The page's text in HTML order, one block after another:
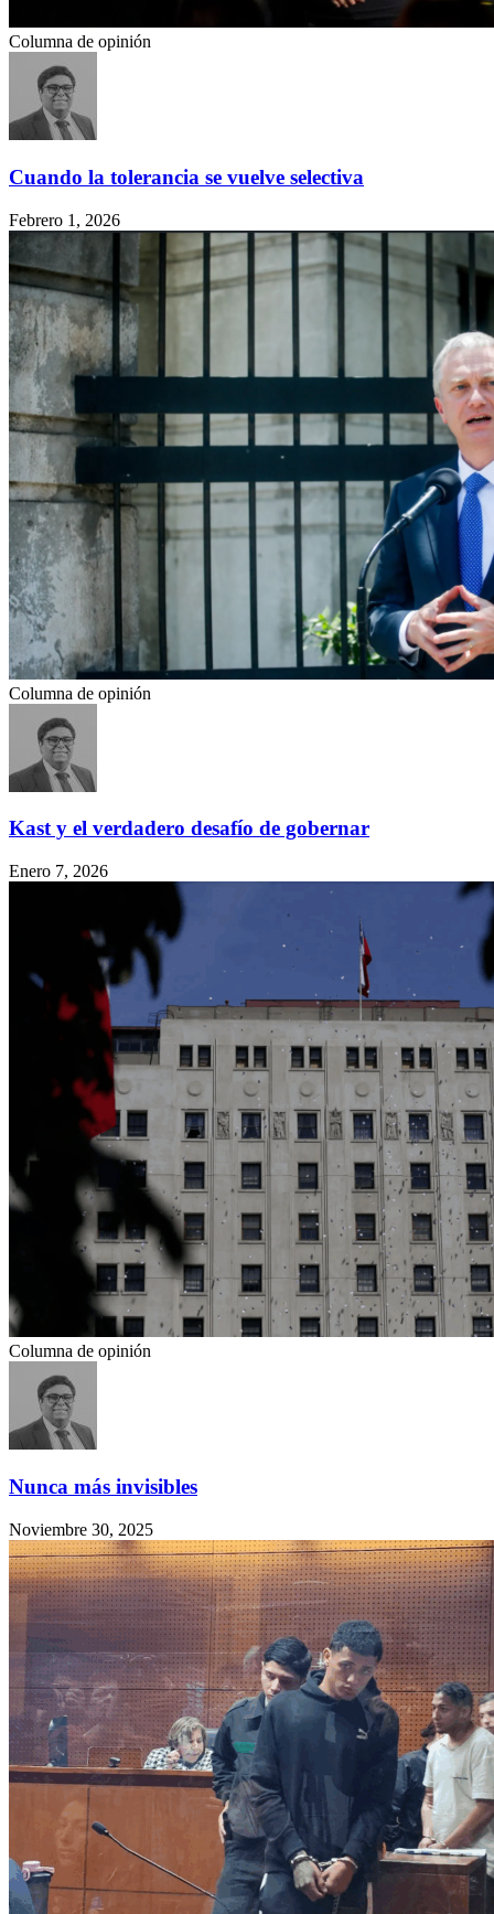
Columna de opinión
Cuando la tolerancia se vuelve selectiva
Febrero 1, 2026
Columna de opinión
Kast y el verdadero desafío de gobernar
Enero 7, 2026
Columna de opinión
Nunca más invisibles
Noviembre 30, 2025